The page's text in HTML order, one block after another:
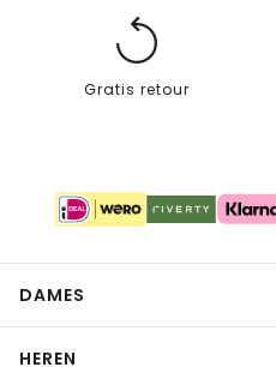
Gratis retour
DAMES
HEREN